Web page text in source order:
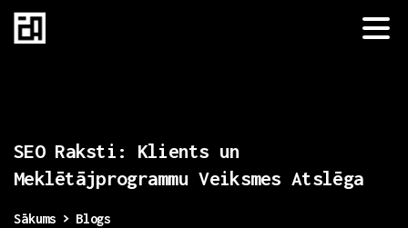
SEO Raksti: Klients un
Meklētājprogrammu Veiksmes Atslēga
Sākums
Blogs